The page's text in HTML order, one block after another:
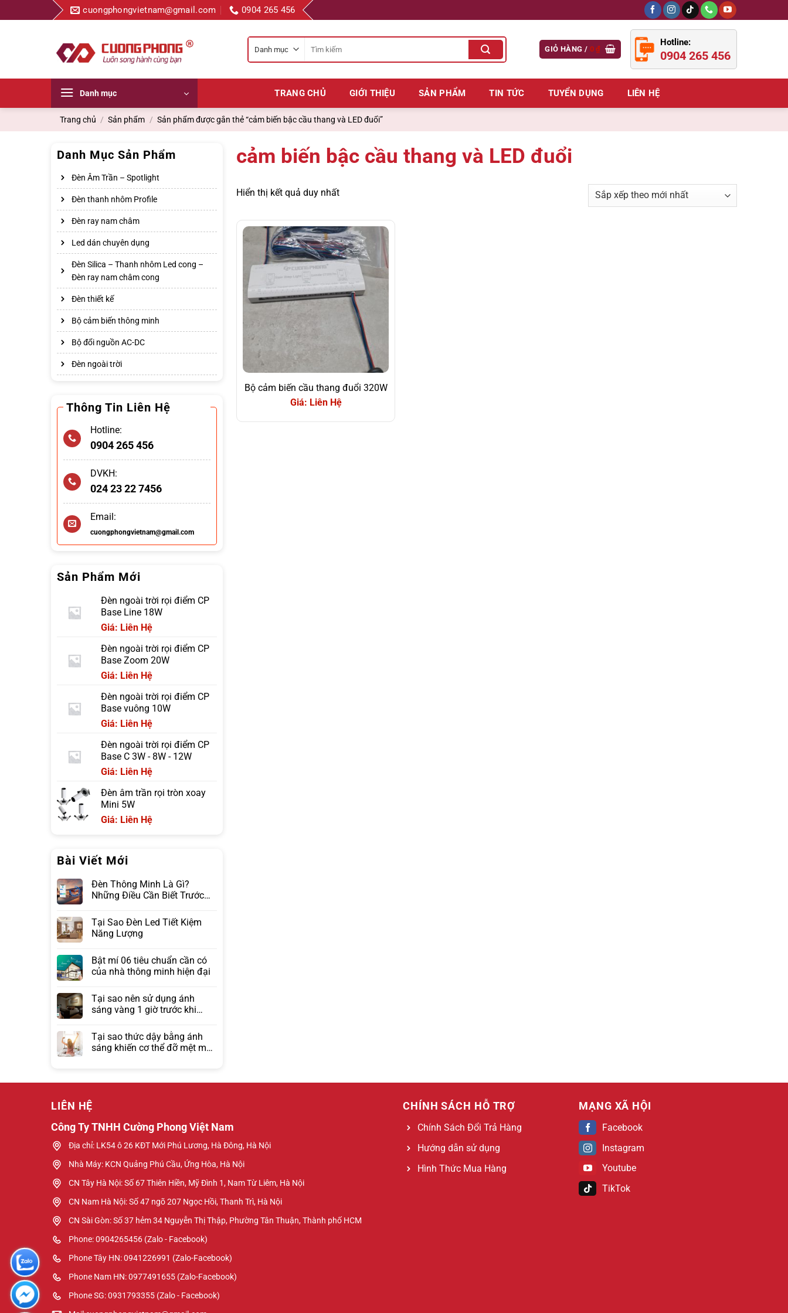
qua
cuongphongvietnam@gmail.com 0904 265 456
kiếm
cho:
GIỎ HÀNG / 0₫
Hotline:
0904 265 456
Danh mục TRANG CHỦ GIỚI THIỆU SẢN PHẨM TIN TỨC TUYỂN DỤNG LIÊN HỆ
Trang chủ / Sản phẩm / Sản phẩm được gắn thẻ “cảm biến bậc cầu thang và LED đuổi”
Danh Mục Sản Phẩm
Đèn Âm Trần – Spotlight
Đèn thanh nhôm Profile
Đèn ray nam châm
Led dán chuyên dụng
Đèn Silica – Thanh nhôm Led cong –
Đèn ray nam châm cong
Đèn thiết kế
Bộ cảm biến thông minh
Bộ đổi nguồn AC-DC
Đèn ngoài trời
Thông Tin Liên Hệ
Hotline:
0904 265 456
DVKH:
024 23 22 7456
Email:
cuongphongvietnam@gmail.com
Sản Phẩm Mới
Đèn ngoài trời rọi điểm CP
Base Line 18W
Giá: Liên Hệ
Đèn ngoài trời rọi điểm CP
Base Zoom 20W
Giá: Liên Hệ
Đèn ngoài trời rọi điểm CP
Base vuông 10W
Giá: Liên Hệ
Đèn ngoài trời rọi điểm CP
Base C 3W - 8W - 12W
Giá: Liên Hệ
Đèn âm trần rọi tròn xoay
Mini 5W
Giá: Liên Hệ
Bài Viết Mới
Đèn Thông Minh Là Gì?
Những Điều Cần Biết Trước
Tại Sao Đèn Led Tiết Kiệm
Năng Lượng
Bật mí 06 tiêu chuẩn cần có
của nhà thông minh hiện đại
Tại sao nên sử dụng ánh
sáng vàng 1 giờ trước khi
Tại sao thức dậy bằng ánh
sáng khiến cơ thể đỡ mệt mỏi
cảm biến bậc cầu thang và LED đuổi
Hiển thị kết quả duy nhất
Bộ cảm biến cầu thang đuổi 320W
Giá: Liên Hệ
LIÊN HỆ
Công Ty TNHH Cường Phong Việt Nam
Địa chỉ: LK54 ô 26 KĐT Mới Phú Lương, Hà Đông, Hà Nội
Nhà Máy: KCN Quảng Phú Cầu, Ứng Hòa, Hà Nội
CN Tây Hà Nội: Số 67 Thiên Hiền, Mỹ Đình 1, Nam Từ Liêm, Hà Nội
CN Nam Hà Nội: Số 47 ngõ 207 Ngọc Hồi, Thanh Trì, Hà Nội
CN Sài Gòn: Số 37 hẻm 34 Nguyễn Thị Thập, Phường Tân Thuận, Thành phố HCM
Phone: 0904265456 (Zalo - Facebook)
Phone Tây HN: 0941226991 (Zalo-Facebook)
Phone Nam HN: 0977491655 (Zalo-Facebook)
Phone SG: 0931793355 (Zalo - Facebook)
CHÍNH SÁCH HỖ TRỢ
Chính Sách Đổi Trả Hàng
Hướng dẫn sử dụng
Hình Thức Mua Hàng
MẠNG XÃ HỘI
Facebook
Instagram
Youtube
TikTok